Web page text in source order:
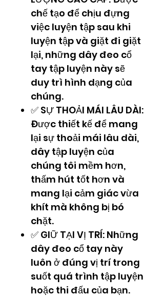
chế tạo để chịu đựng
việc luyện tập sau khi
luyện tập và giặt đi giặt
lại, những dây đeo cổ
tay tập luyện này sẽ
duy trì hình dạng của
chúng.
✅ SỰ THOẢI MÁI LÂU DÀI:
Được thiết kế để mang
lại sự thoải mái lâu dài,
dây tập luyện của
chúng tôi mềm hơn,
thấm hút tốt hơn và
mang lại cảm giác vừa
khít mà không bị bó
chặt.
✅ GIỮ TẠI VỊ TRÍ: Những
dây đeo cổ tay này
luôn ở đúng vị trí trong
suốt quá trình tập luyện
hoặc thi đấu của bạn.